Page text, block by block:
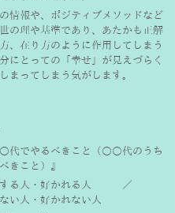
情報や、ポジティブメソッドなど
の理や基準であり、あたかも正解
、在り方のように作用してしまう
にとっての「幸せ」が見えづらく
まってしまう気がします。
代でやるべきこと（○○代のうち
きこと）』
する人・好かれる人　　　／
い人・好かれない人